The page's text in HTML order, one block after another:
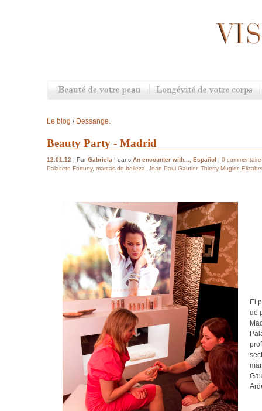
Le blog / Dessange.
Beauty Party - Madrid
12.01.12 | ParGabriela | dans An encounter with..., Español | 0 commentaire
Palacete Fortuny, marcas de belleza, Jean Paul Gautier, Thierry Mugler,
El
de